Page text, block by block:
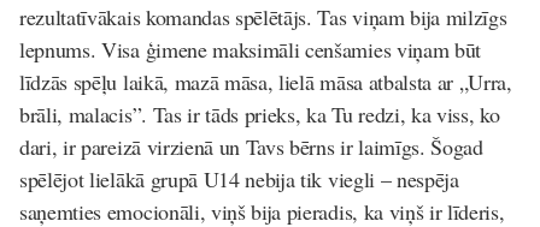
rezultatīvākais komandas spēlētājs. Tas viņam bija milzīgs
lepnums. Visa ģimene maksimāli cenšamies viņam būt
līdzās spēļu laikā, mazā māsa, lielā māsa atbalsta ar „Urra,
brāli, malacis”. Tas ir tāds prieks, ka Tu redzi, ka viss, ko
dari, ir pareizā virzienā un Tavs bērns ir laimīgs. Šogad
spēlējot lielākā grupā U14 nebija tik viegli – nespēja
saņemties emocionāli, viņš bija pieradis, ka viņš ir līderis,